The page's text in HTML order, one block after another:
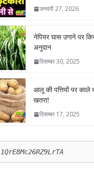
जनवरी 27, 2026
नेपियर घास उगाने पर
अनुदान
दिसम्बर 30, 2025
आलू की पत्तियों पर काले
खतरा!
दिसम्बर 17, 2025